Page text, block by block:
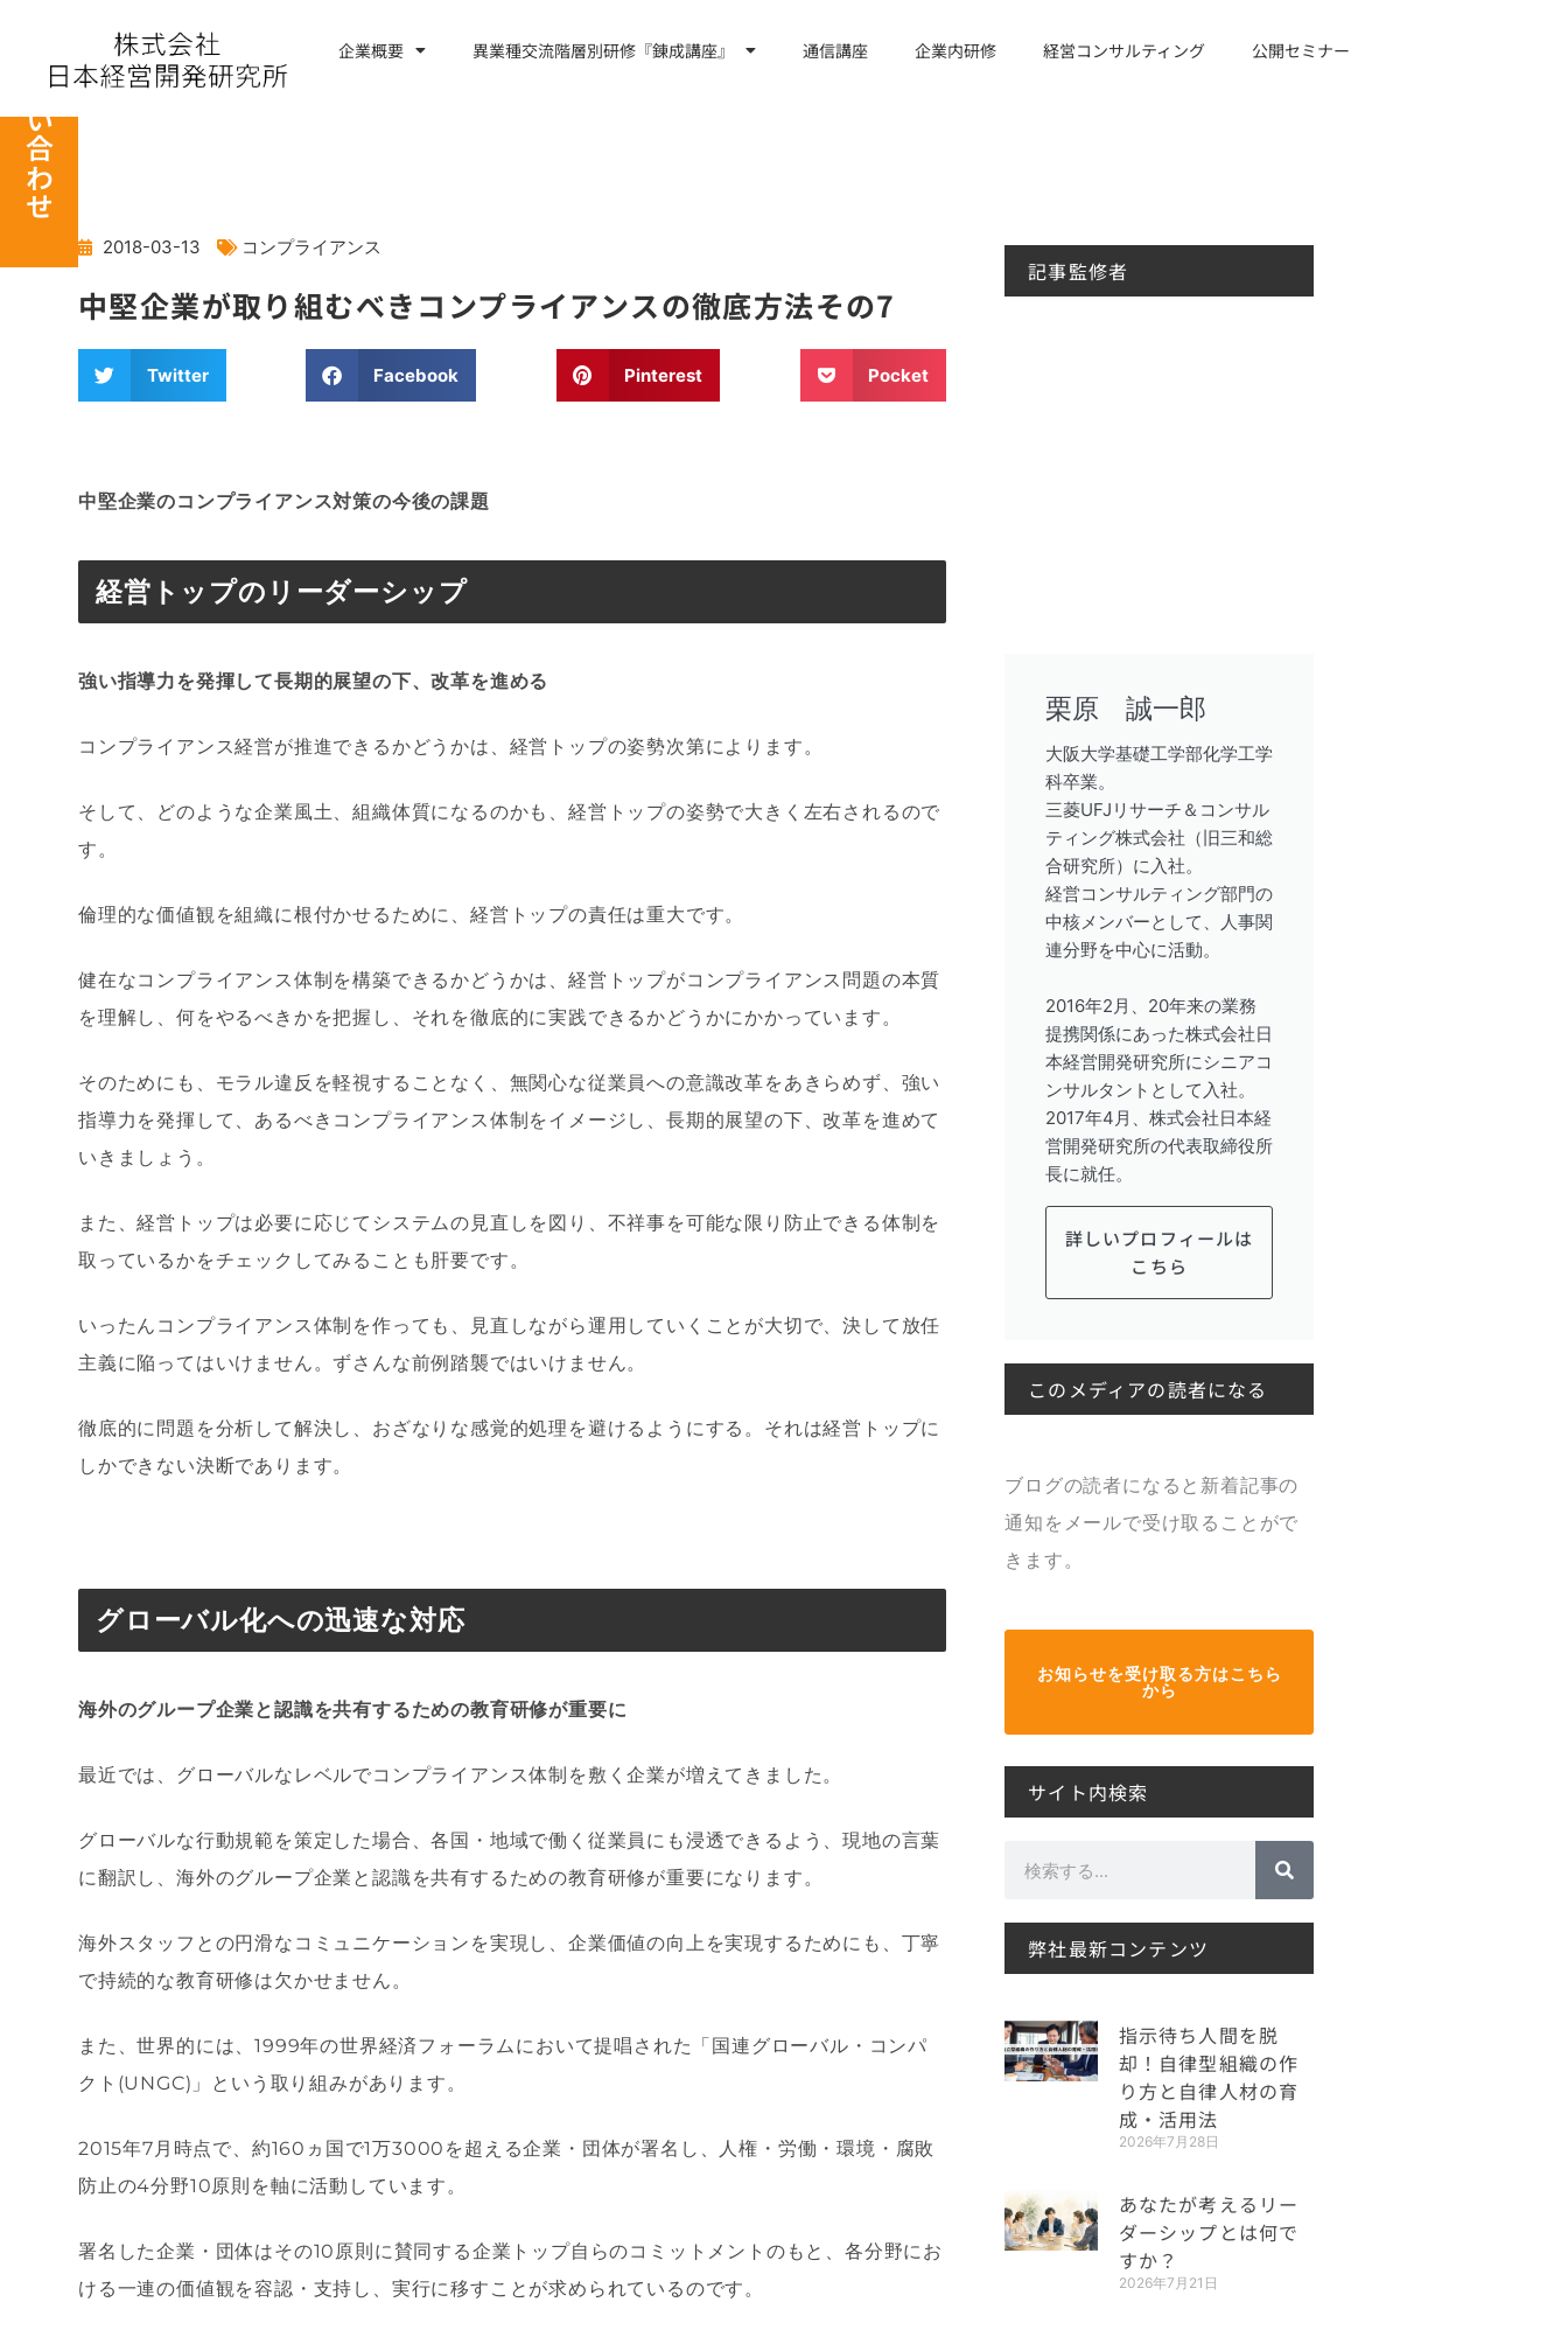
キ
企業概要 異業種交流階層別研修『錬成講座』 通信講座 企業内研修 経営コンサルティング 公開セミナー
お問い合わせ
2018-03-13 コンプライアンス
中堅企業が取り組むべきコンプライアンスの徹底方法その7
Twitter Facebook Pinterest Pocket
中堅企業のコンプライアンス対策の今後の課題
経営トップのリーダーシップ
強い指導力を発揮して長期的展望の下、改革を進める
コンプライアンス経営が推進できるかどうかは、経営トップの姿勢次第によります。
そして、どのような企業風土、組織体質になるのかも、経営トップの姿勢で大きく左右されるので
す。
倫理的な価値観を組織に根付かせるために、経営トップの責任は重大です。
健在なコンプライアンス体制を構築できるかどうかは、経営トップがコンプライアンス問題の本質
を理解し、何をやるべきかを把握し、それを徹底的に実践できるかどうかにかかっています。
そのためにも、モラル違反を軽視することなく、無関心な従業員への意識改革をあきらめず、強い
指導力を発揮して、あるべきコンプライアンス体制をイメージし、長期的展望の下、改革を進めて
いきましょう。
また、経営トップは必要に応じてシステムの見直しを図り、不祥事を可能な限り防止できる体制を
取っているかをチェックしてみることも肝要です。
いったんコンプライアンス体制を作っても、見直しながら運用していくことが大切で、決して放任
主義に陥ってはいけません。ずさんな前例踏襲ではいけません。
徹底的に問題を分析して解決し、おざなりな感覚的処理を避けるようにする。それは経営トップに
しかできない決断であります。
グローバル化への迅速な対応
海外のグループ企業と認識を共有するための教育研修が重要に
最近では、グローバルなレベルでコンプライアンス体制を敷く企業が増えてきました。
グローバルな行動規範を策定した場合、各国・地域で働く従業員にも浸透できるよう、現地の言葉
に翻訳し、海外のグループ企業と認識を共有するための教育研修が重要になります。
海外スタッフとの円滑なコミュニケーションを実現し、企業価値の向上を実現するためにも、丁寧
で持続的な教育研修は欠かせません。
また、世界的には、1999年の世界経済フォーラムにおいて提唱された「国連グローバル・コンパ
クト (UNGC) 」という取り組みがあります。
2015年7 月時点で、約160 ヵ国で1万3000 を超える企業・団体が署名し、人権・労働・環境・腐敗
防止の4分野10原則を軸に活動しています。
署名した企業・団体はその10原則に賛同する企業トップ自らのコミットメントのもと、各分野にお
ける一連の価値観を容認・支持し、実行に移すことが求められているのです。
記事監修者
栗原 誠一郎
大阪大学基礎工学部化学工学
科卒業。
三菱UFJリサーチ＆コンサル
ティング株式会社（旧三和総
合研究所）に入社。
経営コンサルティング部門の
中核メンバーとして、人事関
連分野を中心に活動。
2016年2月、20年来の業務
提携関係にあった株式会社日
本経営開発研究所にシニアコ
ンサルタントとして入社。
2017年4月、株式会社日本経
営開発研究所の代表取締役所
長に就任。
詳しいプロフィールは
こちら
このメディアの読者になる
ブログの読者になると新着記事の
通知をメールで受け取ることがで
きます。
お知らせを受け取る方はこちら
から
サイト内検索
弊社最新コンテンツ
指示待ち人間を脱
却！自律型組織の作
り方と自律人材の育
成・活用法
2026年7月28日
あなたが考えるリー
ダーシップとは何で
すか？
2026年7月21日